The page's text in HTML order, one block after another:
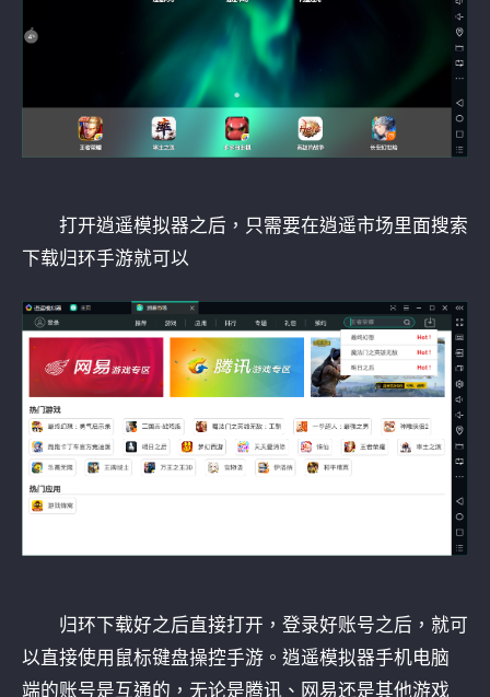
打开逍遥模拟器之后，只需要在逍遥市场里面搜索
下载归环手游就可以
归环下载好之后直接打开，登录好账号之后，就可
以直接使用鼠标键盘操控手游。逍遥模拟器手机电脑
端的账号是互通的，无论是腾讯、网易还是其他游戏